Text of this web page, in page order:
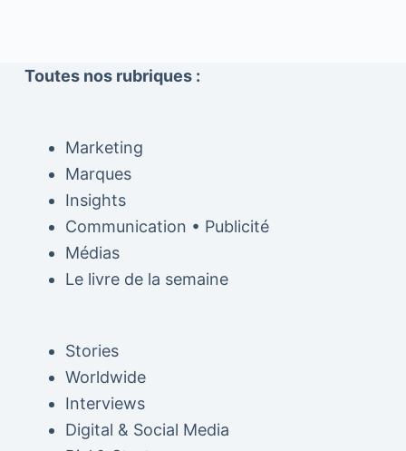
Toutes nos rubriques :
Marketing
Marques
Insights
Communication • Publicité
Médias
Le livre de la semaine
Stories
Worldwide
Interviews
Digital & Social Media